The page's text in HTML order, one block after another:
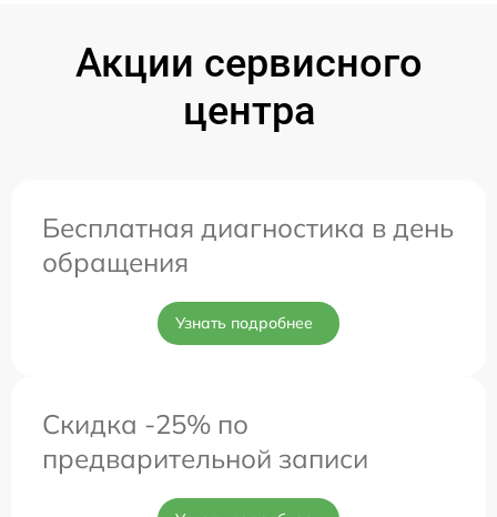
Акции сервисного
центра
Бесплатная диагностика в день
обращения
Узнать подробнее
Скидка -25% по
предварительной записи